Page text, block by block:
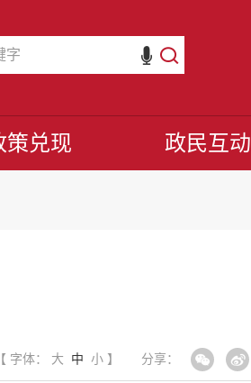
策兑现 政民互动
【 字体： 大 中 小】 分享：